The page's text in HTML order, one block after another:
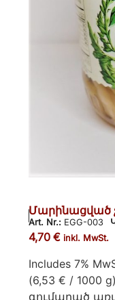
Մարինացված
Art. Nr.: EGG-003
4,70€ inkl. MwSt.
Includes 7%
(6,53€ / 1000 g)
գումարած